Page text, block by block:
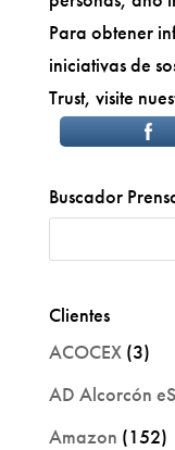
Para obtener
iniciativas de
Trust, visite
Buscador
Clientes
ACOCEX(3)
AD Alcorcón
Amazon (152)